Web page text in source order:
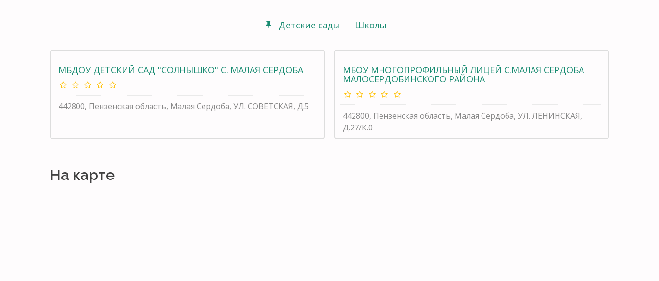
Детские сады Школы
МБДОУ ДЕТСКИЙ САД "СОЛНЫШКО" С. МАЛАЯ СЕРДОБА
442800, Пензенская область, Малая Сердоба, УЛ. СОВЕТСКАЯ, Д.5
МБОУ МНОГОПРОФИЛЬНЫЙ ЛИЦЕЙ С.МАЛАЯ СЕРДОБА
МАЛОСЕРДОБИНСКОГО РАЙОНА
442800, Пензенская область, Малая Сердоба, УЛ. ЛЕНИНСКАЯ,
Д.27/К.0
На карте